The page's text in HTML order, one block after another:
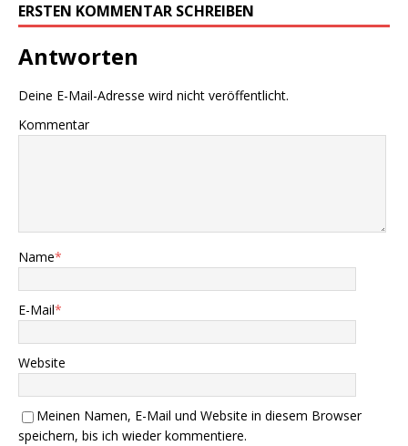
ERSTEN KOMMENTAR SCHREIBEN
Antworten
Deine E-Mail-Adresse wird nicht veröffentlicht.
Kommentar
Name*
E-Mail*
Website
Meinen Namen, E-Mail und Website in diesem Browser
speichern, bis ich wieder kommentiere.